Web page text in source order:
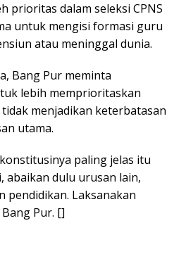
prioritas dalam seleksi CPNS
untuk mengisi formasi guru
atau meninggal dunia.
Bang Pur meminta
lebih memprioritaskan
menjadikan keterbatasan
utama.
paling jelas itu
abaikan dulu urusan lain,
pendidikan. Laksanakan
Pur. []